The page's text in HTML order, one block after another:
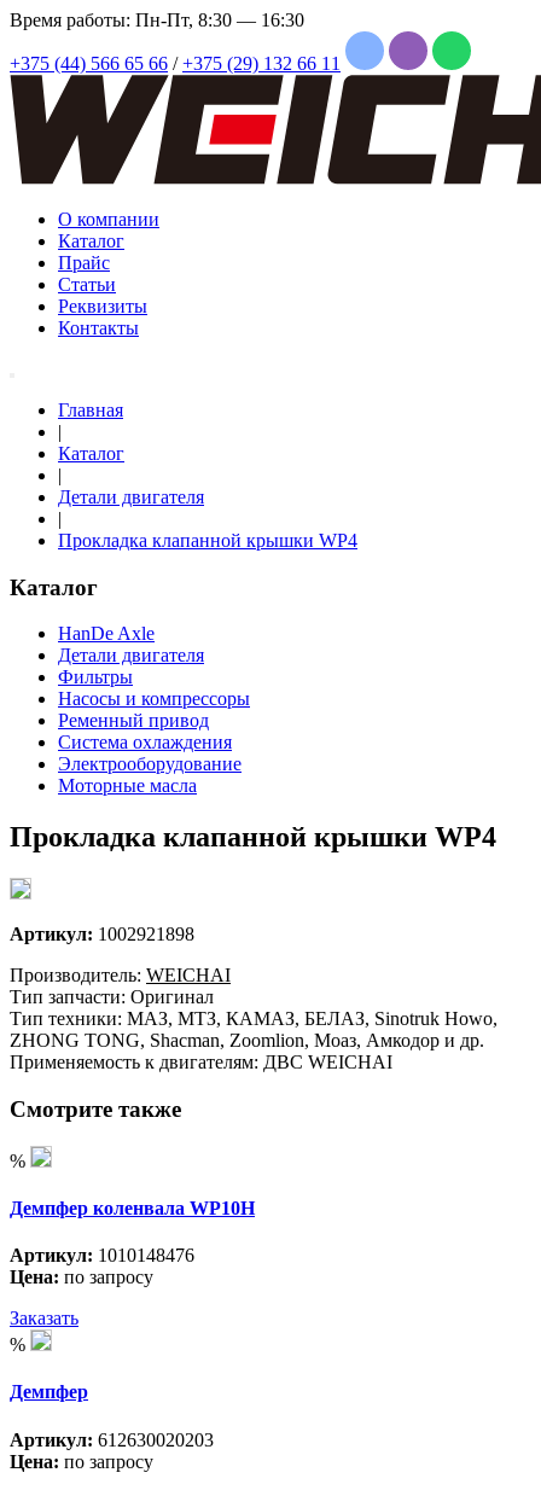
Время работы: Пн-Пт, 8:30 — 16:30
+375 (44) 566 65 66 / +375 (29) 132 66 11
О компании
Каталог
Прайс
Статьи
Реквизиты
Контакты
Главная
|
Каталог
|
Детали двигателя
|
Прокладка клапанной крышки WP4
Каталог
HanDe Axle
Детали двигателя
Фильтры
Насосы и компрессоры
Ременный привод
Система охлаждения
Электрооборудование
Моторные масла
Прокладка клапанной крышки WP4
Артикул: 1002921898
Производитель: WEICHAI
Тип запчасти: Оригинал
Тип техники: МАЗ, МТЗ, КАМАЗ, БЕЛАЗ, Sinotruk Howo,
ZHONG TONG, Shacman, Zoomlion, Моаз, Амкодор и др.
Применяемость к двигателям: ДВС WEICHAI
Смотрите также
%
Демпфер коленвала WP10H
Артикул: 1010148476
Цена: по запросу
Заказать
%
Демпфер
Артикул: 612630020203
Цена: по запросу